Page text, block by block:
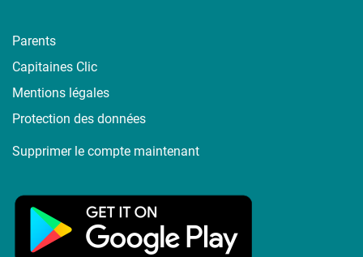
Parents
Capitaines Clic
Mentions légales
Protection des données
Supprimer le compte maintenant